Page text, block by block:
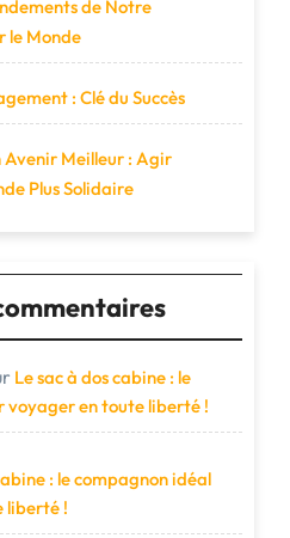
de Notre
le Monde
: Clé du Succès
Avenir Meilleur : Agir
Plus Solidaire
Le sac à dos cabine : le
voyager en toute liberté !
: le compagnon idéal
liberté !